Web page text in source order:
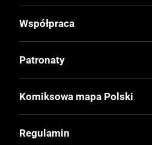
Miękka
Format
Liczba Stron
168
Współpraca
Patronaty
Komiksowa mapa Polski
Regulamin